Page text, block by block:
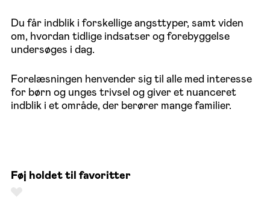
Du får indblik i forskellige angsttyper, samt viden
om, hvordan tidlige indsatser og forebyggelse
undersøges i dag.
Forelæsningen henvender sig til alle med interesse
for børn og unges trivsel og giver et nuanceret
indblik i et område, der berører mange familier.
Føj holdet til favoritter